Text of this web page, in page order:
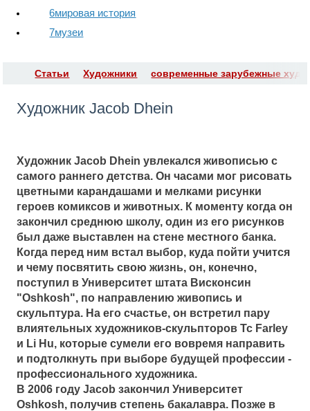
6мировая история
7музеи
Статьи Художники современные зарубежные
Художник Jacob Dhein
Художник Jacob Dhein увлекался живописью с
самого раннего детства. Он часами мог рисовать
цветными карандашами и мелками рисунки
героев комиксов и животных. К моменту когда он
закончил среднюю школу, один из его рисунков
был даже выставлен на стене местного банка.
Когда перед ним встал выбор, куда пойти учится
и чему посвятить свою жизнь, он, конечно,
поступил в Университет штата Висконсин
"Oshkosh", по направлению живопись и
скульптура. На его счастье, он встретил пару
влиятельных художников-скульпторов Tc Farley
и Li Hu, которые сумели его вовремя направить
и подтолкнуть при выборе будущей профессии -
профессионального художника.
В 2006 году Jacob закончил Университет
Oshkosh, получив степень бакалавра. Позже в